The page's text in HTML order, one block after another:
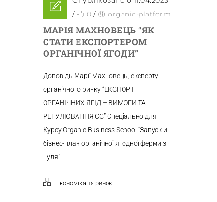
/
0 / organic-platform
МАРІЯ МАХНОВЕЦЬ “ЯК
СТАТИ ЕКСПОРТЕРОМ
ОРГАНІЧНОЇ ЯГОДИ”
Доповідь Марії Махновець, експерту
органічного ринку “ЕКСПОРТ
ОРГАНІЧНИХ ЯГІД – ВИМОГИ ТА
РЕГУЛЮВАННЯ ЄС” Спеціально для
Курсу Organic Business School “Запуск и
бізнес-план органічної ягодної ферми з
нуля”
Економіка та ринок